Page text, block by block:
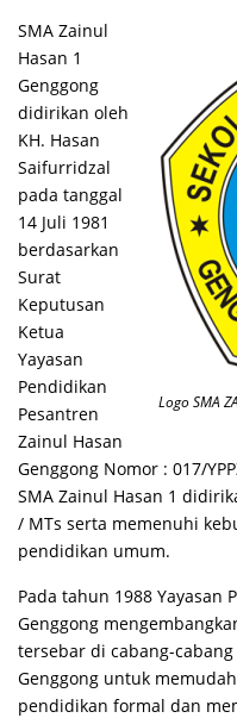
Logo SMA
SMA Zainul
Hasan 1
Genggong
didirikan oleh
KH. Hasan
Saifurridzal
pada tanggal
14 Juli 1981
berdasarkan
Surat
Keputusan
Ketua
Yayasan
Pendidikan
Pesantren
Zainul Hasan
Genggong Nomor : 017/
SMA Zainul Hasan 1
/ MTs serta memenuhi
pendidikan umum.
Pada tahun 1988 Yayasan
Genggong
tersebar di cabang-
Genggong untuk
pendidikan formal dan